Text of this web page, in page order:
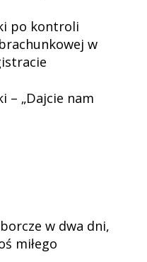
po kontroli
w
– „Dajcie nam
w dwa dni,
miłego